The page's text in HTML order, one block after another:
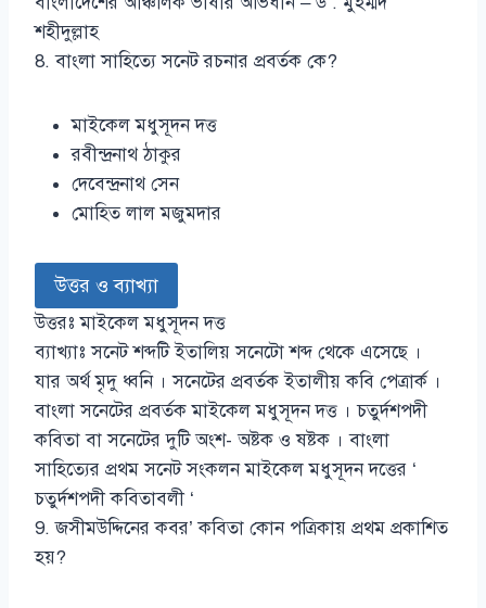
শহীদুল্লাহ
8. বাংলা সাহিত্যে সনেট রচনার প্রবর্তক কে?
মাইকেল মধুসূদন দত্ত
রবীন্দ্রনাথ ঠাকুর
দেবেন্দ্রনাথ সেন
মোহিত লাল মজুমদার
উত্তর ও ব্যাখ্যা
উত্তরঃ মাইকেল মধুসূদন দত্ত
ব্যাখ্যাঃ সনেট শব্দটি ইতালিয় সনেটো শব্দ থেকে এসেছে ।
যার অর্থ মৃদু ধ্বনি । সনেটের প্রবর্তক ইতালীয় কবি পেত্রার্ক ।
বাংলা সনেটের প্রবর্তক মাইকেল মধুসূদন দত্ত । চতুর্দশপদী
কবিতা বা সনেটের দুটি অংশ- অষ্টক ও ষষ্টক । বাংলা
সাহিত্যের প্রথম সনেট সংকলন মাইকেল মধুসূদন দত্তের ‘
চতুর্দশপদী কবিতাবলী ‘
9. জসীমউদ্দিনের কবর’ কবিতা কোন পত্রিকায় প্রথম প্রকাশিত
হয়?